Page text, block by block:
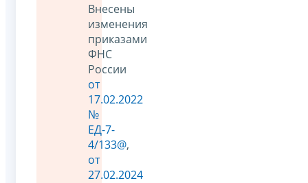
Внесены
изменения
приказами
ФНС
России
от
17.02.2022
№
ЕД-7-
4/133@,
от
27.02.2024